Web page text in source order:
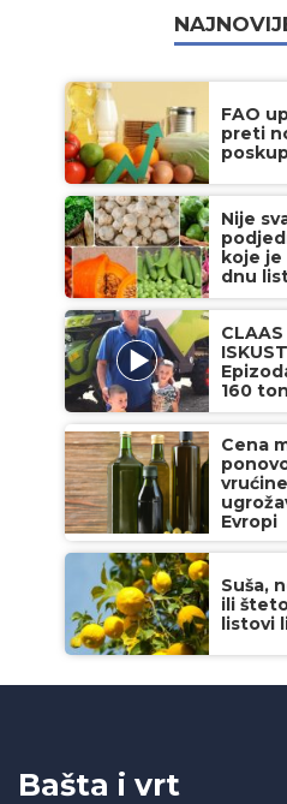
FAO
preti
Nije
koje je
dnu
160
Cena
Evropi
Suša,
ili
listovi
Bašta i vrt